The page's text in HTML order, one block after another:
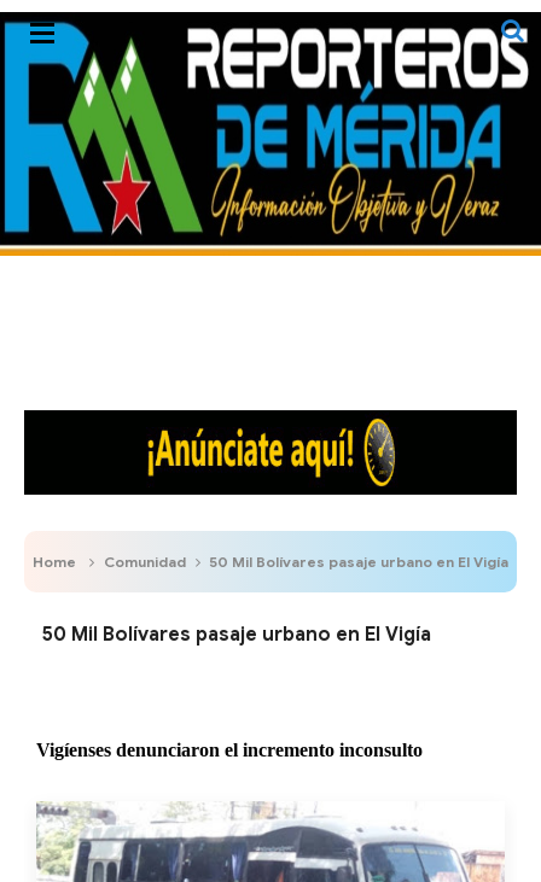
Home Comunidad 50 Mil Bolívares pasaje urbano en El Vigía
50 Mil Bolívares pasaje urbano en El Vigía
Vigíenses denunciaron el incremento inconsulto